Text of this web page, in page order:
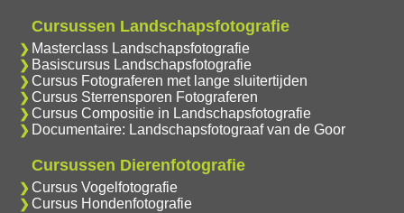
Cursussen Landschapsfotografie
Masterclass Landschapsfotografie
Basiscursus Landschapsfotografie
Cursus Fotograferen met lange sluitertijden
Cursus Sterrensporen Fotograferen
Cursus Compositie in Landschapsfotografie
Documentaire: Landschapsfotograaf van de Goor
Cursussen Dierenfotografie
Cursus Vogelfotografie
Cursus Hondenfotografie